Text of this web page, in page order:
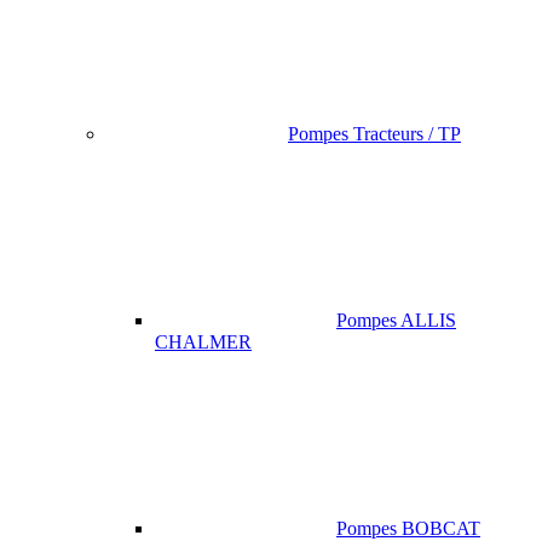
Pompes Tracteurs / TP
Pompes ALLIS
CHALMER
Pompes BOBCAT